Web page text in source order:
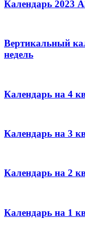
Календарь 2023
Вертикальный
недель
Календарь на 4
Календарь на 3
Календарь на 2
Календарь на 1